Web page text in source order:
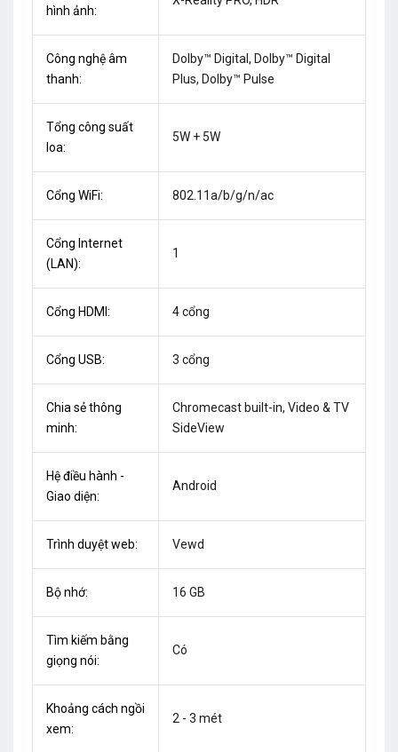
hình ảnh:
Công nghệ âm
thanh:
Dolby™ Digital, Dolby™ Digital
Plus, Dolby™ Pulse
Tổng công suất
loa:
5W + 5W
Cổng WiFi: 802.11a/b/g/n/ac
Cổng Internet
(LAN):
1
Cổng HDMI: 4 cổng
Cổng USB: 3 cổng
Chia sẻ thông
minh:
Chromecast built-in, Video & TV
SideView
Hệ điều hành -
Giao diện:
Android
Trình duyệt web: Vewd
Bộ nhớ: 16 GB
Tìm kiếm bằng
giọng nói:
Có
Khoảng cách ngồi
xem:
2 - 3 mét